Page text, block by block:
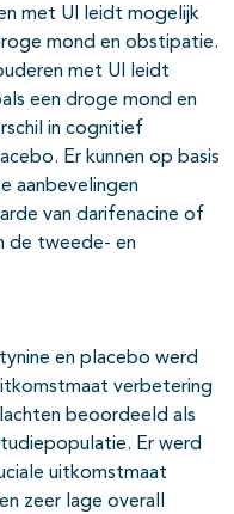
met UI leidt mogelijk
mond en obstipatie.
met UI leidt
een droge mond en
in cognitief
Er kunnen op basis
aanbevelingen
van darifenacine of
de tweede- en
en placebo werd
verbetering
beoordeeld als
Er werd
uitkomstmaat
zeer lage overall